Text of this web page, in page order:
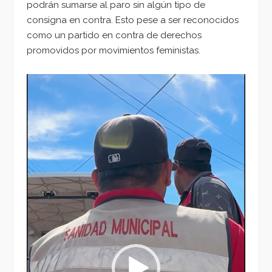
podrán sumarse al paro sin algún tipo de
consigna en contra. Esto pese a ser reconocidos
como un partido en contra de derechos
promovidos por movimientos feministas.
Reproductor
vídeo